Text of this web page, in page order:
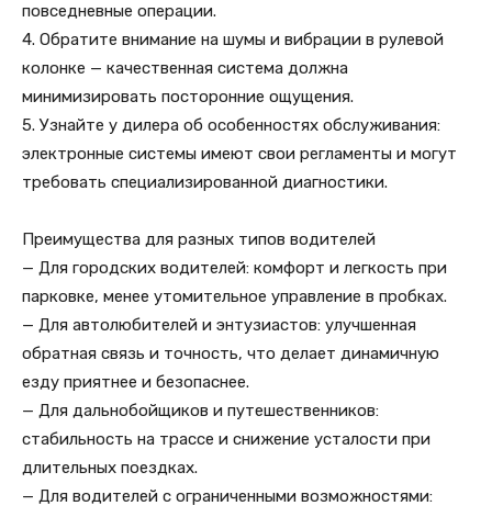
повседневные операции.
4. Обратите внимание на шумы и вибрации в рулевой
колонке — качественная система должна
минимизировать посторонние ощущения.
5. Узнайте у дилера об особенностях обслуживания:
электронные системы имеют свои регламенты и могут
требовать специализированной диагностики.
Преимущества для разных типов водителей
— Для городских водителей: комфорт и легкость при
парковке, менее утомительное управление в пробках.
— Для автолюбителей и энтузиастов: улучшенная
обратная связь и точность, что делает динамичную
езду приятнее и безопаснее.
— Для дальнобойщиков и путешественников:
стабильность на трассе и снижение усталости при
длительных поездках.
— Для водителей с ограниченными возможностями: